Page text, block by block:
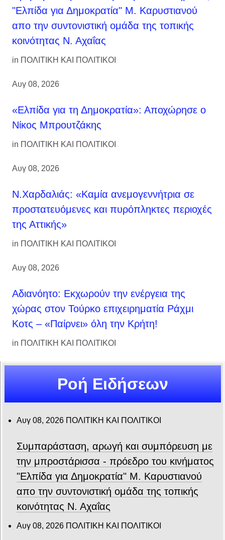
"Ελπίδα για Δημοκρατία" Μ. Καρυστιανού
απο την συντονιστική ομάδα της τοπικής
κοινότητας Ν. Αχαΐας
in ΠΟΛΙΤΙΚΗ ΚΑΙ ΠΟΛΙΤΙΚΟΙ
Αυγ 08, 2026
«Ελπίδα για τη Δημοκρατία»: Αποχώρησε ο
Νίκος Μπρουτζάκης
in ΠΟΛΙΤΙΚΗ ΚΑΙ ΠΟΛΙΤΙΚΟΙ
Αυγ 08, 2026
Ν.Χαρδαλιάς: «Καμία ανεμογεννήτρια σε
προστατευόμενες και πυρόπληκτες περιοχές
της Αττικής»
in ΠΟΛΙΤΙΚΗ ΚΑΙ ΠΟΛΙΤΙΚΟΙ
Αυγ 08, 2026
Αδιανόητο: Εκχωρούν την ενέργεια της
χώρας στον Τούρκο επιχειρηματία Ράχμι
Κοτς – «Παίρνει» όλη την Κρήτη!
in ΠΟΛΙΤΙΚΗ ΚΑΙ ΠΟΛΙΤΙΚΟΙ
Ροή Ειδήσεων
Αυγ 08, 2026 ΠΟΛΙΤΙΚΗ ΚΑΙ ΠΟΛΙΤΙΚΟΙ
Συμπαράσταση, αρωγή και συμπόρευση με
την μπροστάρισσα - πρόεδρο του κινήματος
"Ελπίδα για Δημοκρατία" Μ. Καρυστιανού
απο την συντονιστική ομάδα της τοπικής
κοινότητας Ν. Αχαΐας
Αυγ 08, 2026 ΠΟΛΙΤΙΚΗ ΚΑΙ ΠΟΛΙΤΙΚΟΙ